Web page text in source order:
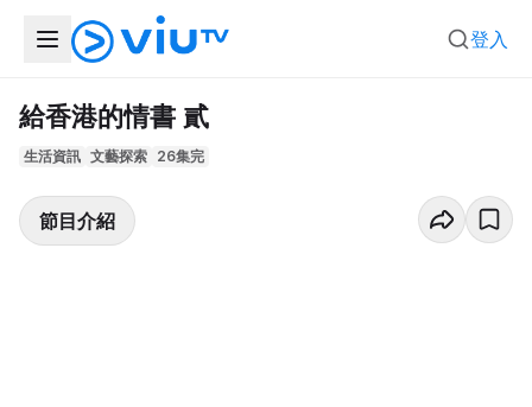
登入
給香港的情書 貳
生活資訊 文藝探索 26集完
節目介紹